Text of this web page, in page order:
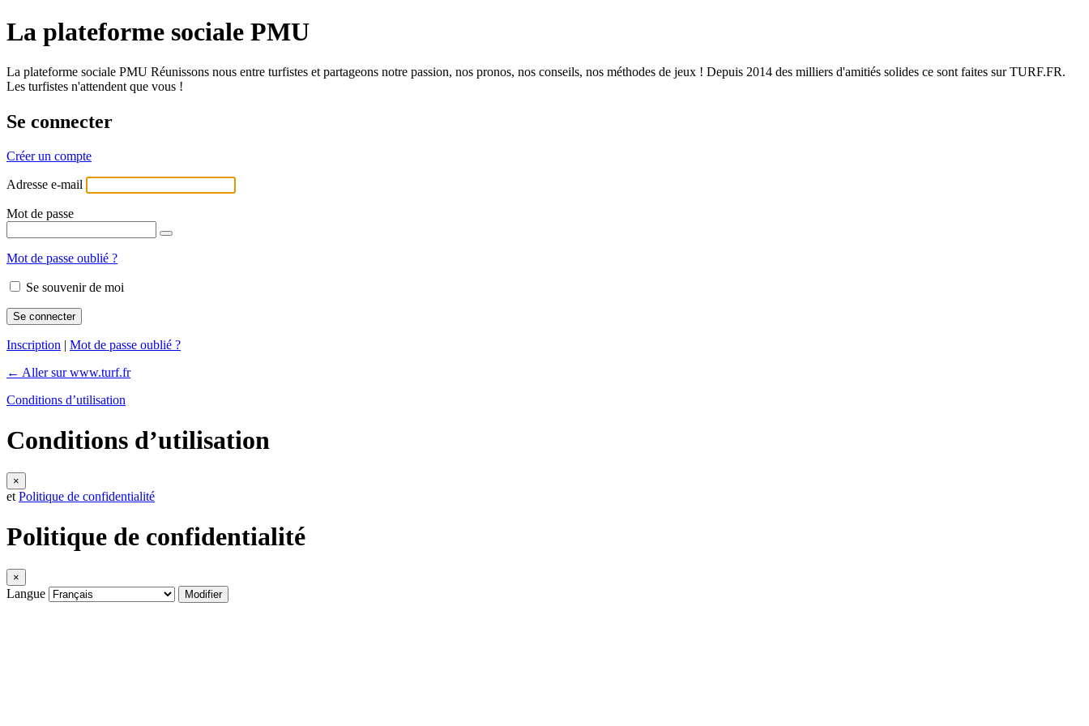
La plateforme sociale PMU
La plateforme sociale PMU Réunissons nous entre turfistes et partageons notre passion, nos pronos, nos conseils, nos méthodes de jeux ! Depuis 2014 des milliers d'amitiés solides ce sont faites sur TURF.FR.
Les turfistes n'attendent que vous !
Se connecter
Créer un compte
Adresse e-mail
Mot de passe
Mot de passe oublié ?
Se souvenir de moi
Inscription | Mot de passe oublié ?
← Aller sur www.turf.fr
Conditions d’utilisation
Conditions d’utilisation
×
et Politique de confidentialité
Politique de confidentialité
×
Langue